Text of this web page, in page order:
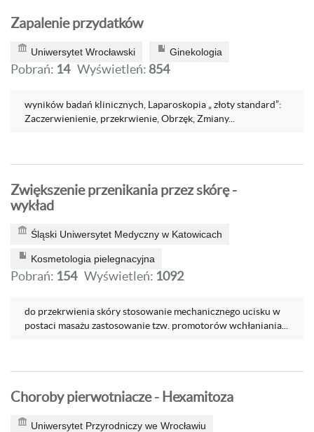
Zapalenie przydatków
Uniwersytet Wrocławski Ginekologia
Pobrań: 14 Wyświetleń: 854
wyników badań klinicznych, Laparoskopia „ złoty standard”:
Zaczerwienienie, przekrwienie, Obrzęk, Zmiany...
Zwiększenie przenikania przez skórę -
wykład
Śląski Uniwersytet Medyczny w Katowicach
Kosmetologia pielegnacyjna
Pobrań: 154 Wyświetleń: 1092
do przekrwienia skóry stosowanie mechanicznego ucisku w
postaci masażu zastosowanie tzw. promotorów wchłaniania...
Choroby pierwotniacze - Hexamitoza
Uniwersytet Przyrodniczy we Wrocławiu